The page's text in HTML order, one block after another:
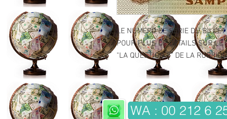
LE NUMERO DE SERIE DU
POUR PLUS DE DETAILS SUR LE
"LA QUESTION 2" DE LA
WA : 00 212 6